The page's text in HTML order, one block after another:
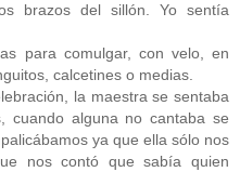
brazos del sillón. Yo sentía
para comulgar, con velo, en
calcetines o medias.
la maestra se sentaba
cuando alguna no cantaba se
ya que ella sólo nos
nos contó que sabía quien